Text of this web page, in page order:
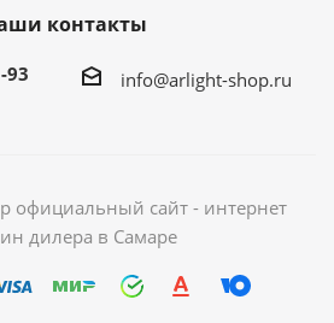
контакты
93 info@arlight-shop.ru
официальный сайт - интернет
дилера в Самаре